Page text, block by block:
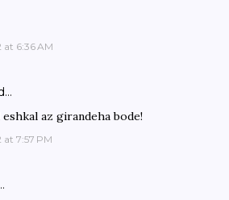
at 6:36 AM
az girandeha bode!
at 7:57 PM